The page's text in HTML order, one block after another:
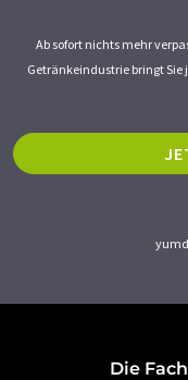
Ab sofort nichts mehr
Getränkeindustrie bringt Sie
Die